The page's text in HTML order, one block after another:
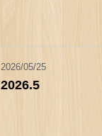
2026/05/25
2026.5